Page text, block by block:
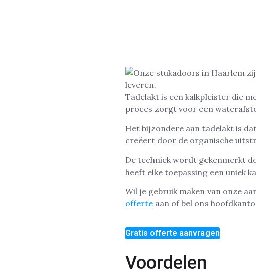
Tadelakt is een kalkpleister die
proces zorgt voor een
Het bijzondere aan tadelakt is
creëert door de organische
De techniek wordt gekenmerkt
heeft elke toepassing een uniek
Wil je gebruik maken van onze
offerte aan of bel ons
Gratis offerte aanvragen
Voordelen